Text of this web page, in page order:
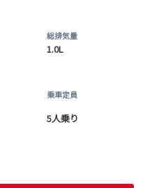
総排気量
1.0L
乗車定員
5人乗り